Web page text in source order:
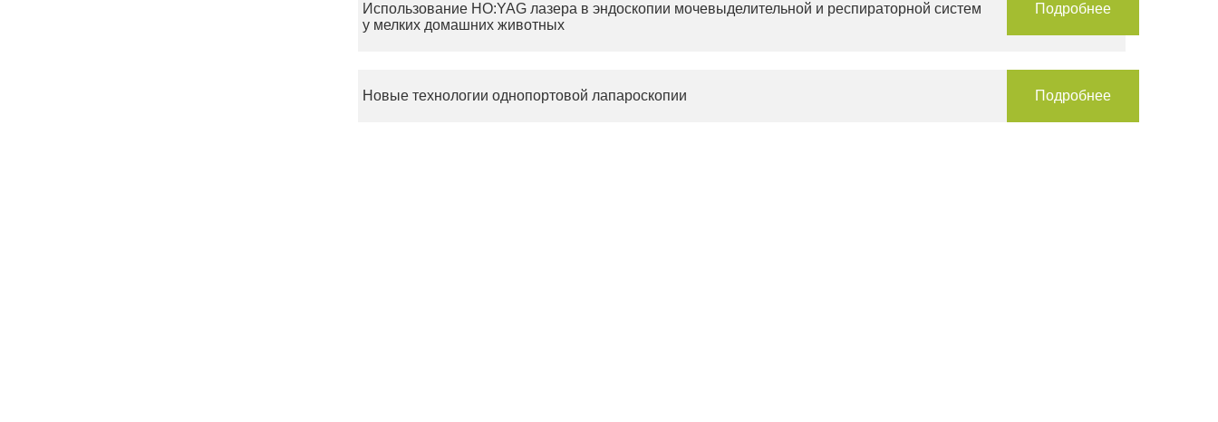
Использование HO:YAG лазера в эндоскопии мочевыделительной и респираторной систем
у мелких домашних животных
Подробнее
Новые технологии однопортовой лапароскопии Подробнее